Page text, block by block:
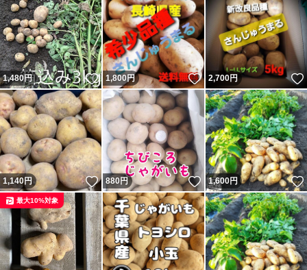
1,480円 いいね！
1,800 円 いいね！
2,700円
1,140円 いいね！
880円 いいね！
1,600円
最大10%対象